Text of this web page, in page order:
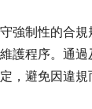
強制性的合
護程序。通
，避免因違